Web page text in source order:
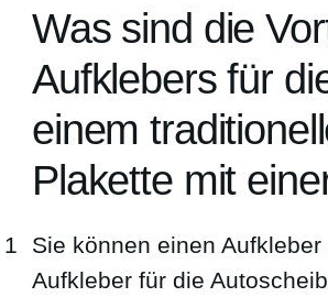
Was sind die
Aufklebers für
einem
Plakette mit
Sie können einen
Aufkleber für die